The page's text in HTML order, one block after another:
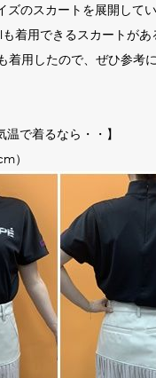
ズのスカートを展開してい
着用できるスカートがあ
着用したので、ぜひ参考
温で着るなら・・】
）